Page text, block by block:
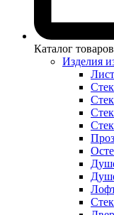
Каталог товаров
Изделия